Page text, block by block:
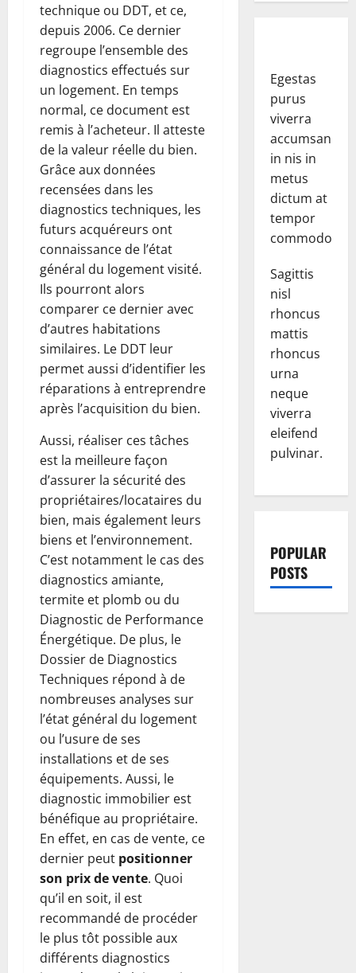
technique ou DDT, et ce,
depuis 2006. Ce dernier
regroupe l’ensemble des
diagnostics effectués sur
un logement. En temps
normal, ce document est
remis à l’acheteur. Il atteste
de la valeur réelle du bien.
Grâce aux données
recensées dans les
diagnostics techniques, les
futurs acquéreurs ont
connaissance de l’état
général du logement visité.
Ils pourront alors
comparer ce dernier avec
d’autres habitations
similaires. Le DDT leur
permet aussi d’identifier les
réparations à entreprendre
après l’acquisition du bien.
Aussi, réaliser ces tâches
est la meilleure façon
d’assurer la sécurité des
propriétaires/locataires du
bien, mais également leurs
biens et l’environnement.
C’est notamment le cas des
diagnostics amiante,
termite et plomb ou du
Diagnostic de Performance
Énergétique. De plus, le
Dossier de Diagnostics
Techniques répond à de
nombreuses analyses sur
l’état général du logement
ou l’usure de ses
installations et de ses
équipements. Aussi, le
diagnostic immobilier est
bénéfique au propriétaire.
En effet, en cas de vente, ce
dernier peut positionner
son prix de vente. Quoi
qu’il en soit, il est
recommandé de procéder
le plus tôt possible aux
différents diagnostics
Egestas
purus
viverra
accumsan
in nis in
metus
dictum at
tempor
commodo.
Sagittis
nisl
rhoncus
mattis
rhoncus
urna
neque
viverra
eleifend
pulvinar.
POPULAR
POSTS